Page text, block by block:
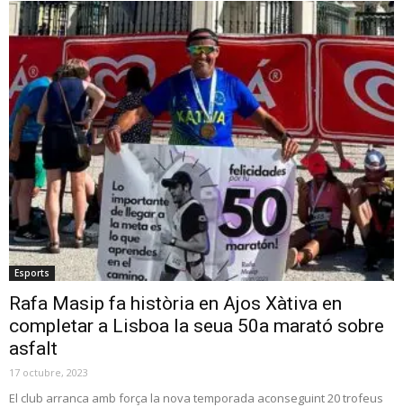
Esports
Rafa Masip fa història en Ajos Xàtiva en
completar a Lisboa la seua 50a marató sobre
asfalt
17 octubre, 2023
El club arranca amb força la nova temporada aconseguint 20 trofeus